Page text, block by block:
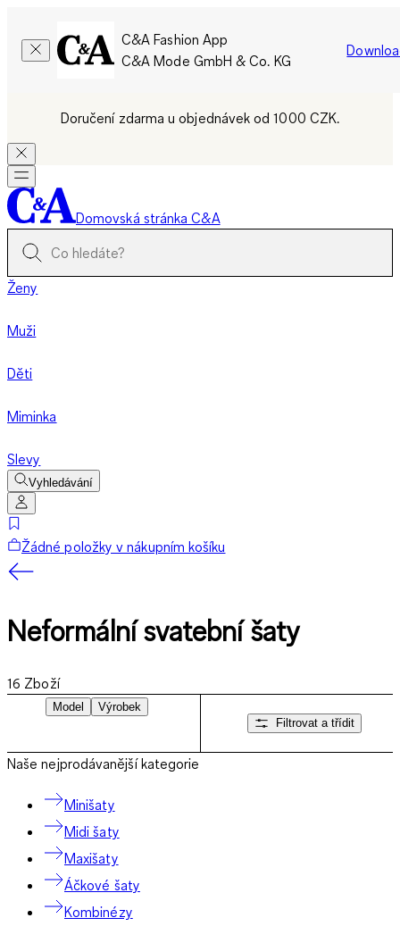
C&A Fashion App
C&A Mode GmbH & Co. KG
Doručení zdarma u objednávek od 1000 CZK.
Domovská stránka C&A
Ženy
Muži
Děti
Miminka
Slevy
Vyhledávání
Žádné položky v nákupním košíku
Neformální svatební šaty
16 Zboží
Model
Výrobek
Filtrovat a třídit
Naše nejprodávanější kategorie
Minišaty
Midi šaty
Maxišaty
Áčkové šaty
Kombinézy